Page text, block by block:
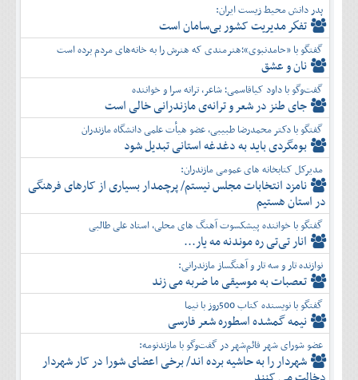
پدر دانش محیط زیست ایران:
تفكر مديريت کشور بی‌سامان است
گفتگو با «حامدنبوی»؛هنرمندی که هنرش را به خانه‌های مردم برده است
نان و عشق
گفت‌وگو با داود کیاقاسمی؛ شاعر، ترانه سرا و خواننده
جای طنز در شعر و ترانه‌ی مازندرانی خالی است
گفتگو با دکتر محمدرضا طبیبی، عضو هیأت علمی دانشگاه مازندران
بومگردی باید به دغدغه استانی تبدیل شود
مدیرکل کتابخانه های عمومی مازندران:
نامزد انتخابات مجلس نیستم/ پرچمدار بسیاری از کارهای فرهنگی
در استان هستیم
گفتگو با خواننده پیشکسوت آهنگ های محلی، استاد علی طالبی
انار تی‌تی ره موندنه مه یار...
نوازنده تار و سه تار و آهنگساز مازندرانی:
تعصبات به موسیقی ما ضربه می زند
گفتگو با نویسنده کتاب 500روز با نیما
نیمه گمشده اسطوره شعر فارسی
عضو شورای شهر قائم‌شهر در گفت‌و‌گو با مازندنومه:
شهردار را به حاشیه برده اند/ برخی اعضای شورا در کار شهردار